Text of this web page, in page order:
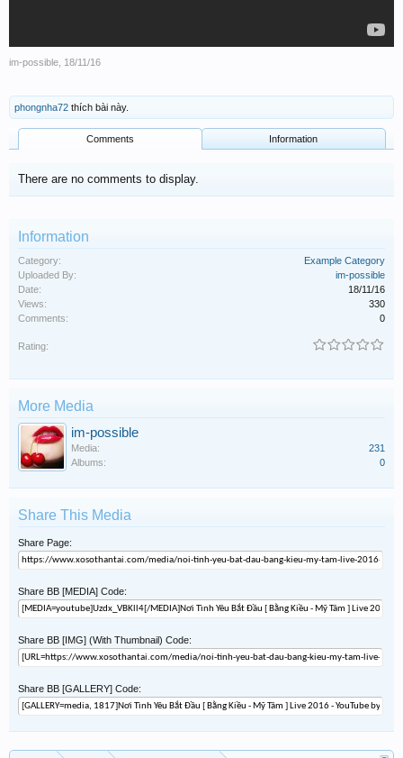
im-possible 18/11/16
phongnha72 thích bài này.
Comments Information
There are no comments to display.
Information
Category:
Example Category
Uploaded By:
im-possible
Date:
18/11/16
Views:
330
Comments:
0
Rating:
More Media
im-possible
Media:
231
Albums:
0
Share This Media
Share Page:
Share BB [MEDIA] Code:
Share BB [IMG] (With Thumbnail) Code:
Share BB [GALLERY] Code: